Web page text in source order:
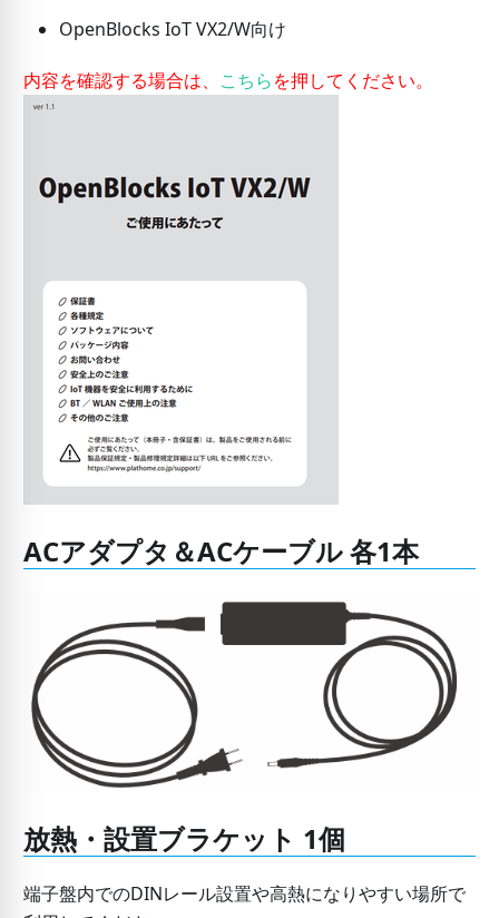
OpenBlocks IoT VX2/W向け
内容を確認する場合は、 こちらを押してください。
ACアダプタ＆ACケーブル 各1本
放熱・設置ブラケット 1個
端子盤内でのDINレール設置や高熱になりやすい場所で